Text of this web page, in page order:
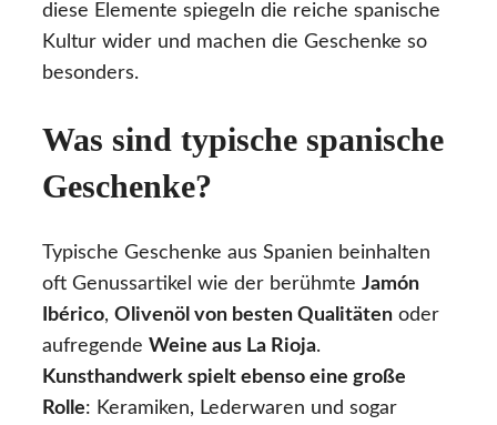
diese Elemente spiegeln die reiche spanische
Kultur wider und machen die Geschenke so
besonders.
Was sind typische spanische
Geschenke?
Typische Geschenke aus Spanien beinhalten
oft Genussartikel wie der berühmte Jamón
Ibérico, Olivenöl von besten Qualitäten oder
aufregende Weine aus La Rioja.
Kunsthandwerk spielt ebenso eine große
Rolle: Keramiken, Lederwaren und sogar